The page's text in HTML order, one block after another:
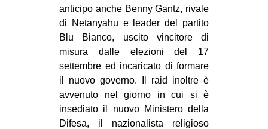
anticipo anche Benny Gantz, rivale
di Netanyahu e leader del partito
Blu Bianco, uscito vincitore di
misura dalle elezioni del 17
settembre ed incaricato di formare
il nuovo governo. Il raid inoltre è
avvenuto nel giorno in cui si è
insediato il nuovo Ministero della
Difesa, il nazionalista religioso